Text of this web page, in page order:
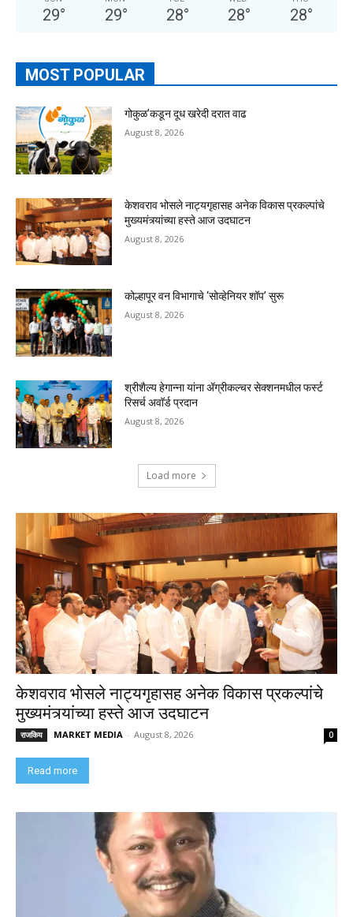
29° 29° 28° 28° 28°
MOST POPULAR
गोकुळ’कडून दूध खरेदी दरात वाढ
August 8, 2026
केशवराव भोसले नाट्यगृहासह अनेक विकास प्रकल्पांचे
मुख्यमंत्र्यांच्या हस्ते आज उदघाटन
August 8, 2026
कोल्हापूर वन विभागाचे ‘सोव्हेनियर शॉप’ सुरू
August 8, 2026
श्रीशैल्य हेगान्ना यांना ॲग्रीकल्चर सेक्शनमधील फर्स्ट
रिसर्च अवॉर्ड प्रदान
August 8, 2026
Load more
केशवराव भोसले नाट्यगृहासह अनेक विकास प्रकल्पांचे
मुख्यमंत्र्यांच्या हस्ते आज उदघाटन
राजकिय MARKET MEDIA - August 8, 2026 0
Read more